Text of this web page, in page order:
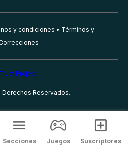
y condiciones
Términos y
Derechos Reservados.
Secciones Juegos Suscriptores